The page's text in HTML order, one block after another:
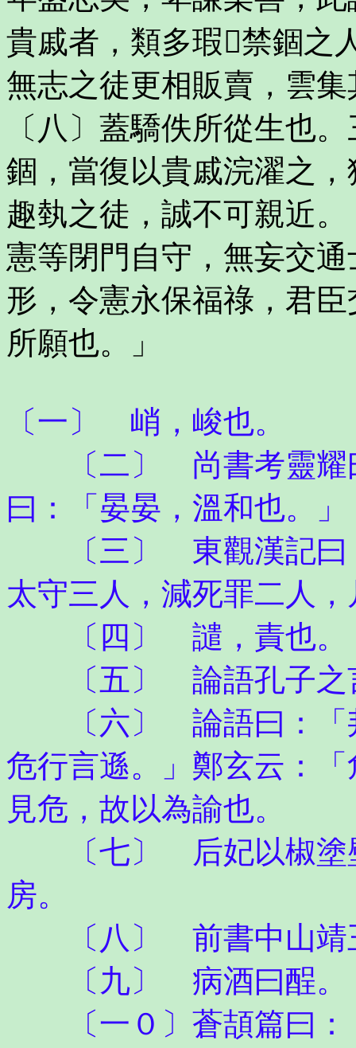
貴戚者，類多瑕禁錮之
無志之徒更相販賣，雲
〔八〕蓋驕佚所從生也
錮，當復以貴戚浣濯之
趣埶之徒，誠不可親近
憲等閉門自守，無妄交
形，令憲永保福祿，君
所願也。」
〔一〕 峭，峻也。
〔二〕 尚書考靈耀曰
曰：「晏晏，溫和也。」
〔三〕 東觀漢記曰：
太守三人，減死罪二人
〔四〕 譴，責也。
〔五〕 論語孔子之
〔六〕 論語曰：「邦
危行言遜。」鄭玄云：
見危，故以為諭也。
〔七〕 后妃以椒塗壁
房。
〔八〕 前書中山靖
〔九〕 病酒曰酲。
〔一０〕蒼頡篇曰：